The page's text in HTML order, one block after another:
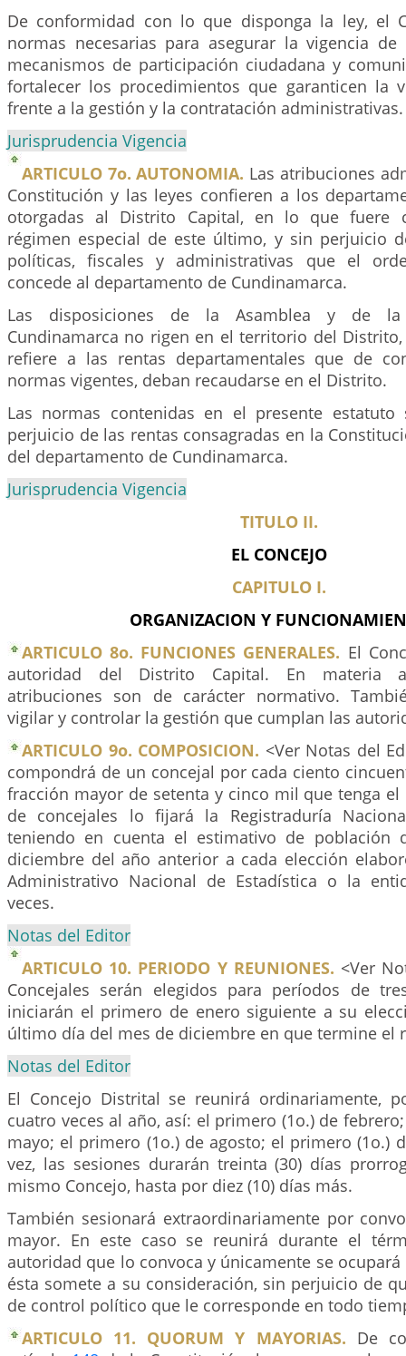
De conformidad con lo que disponga la ley, el
normas necesarias para asegurar la vigencia
mecanismos de participación ciudadana y
fortalecer los procedimientos que garanticen la
frente a la gestión y la contratación administrativas.
Jurisprudencia Vigencia
ARTICULO 7o. AUTONOMIA. Las atribuciones
Constitución y las leyes confieren a los
otorgadas al Distrito Capital, en lo que fuere
régimen especial de este último, y sin perjuicio
políticas, fiscales y administrativas que el
concede al departamento de Cundinamarca.
Las disposiciones de la Asamblea y de la
Cundinamarca no rigen en el territorio del
refiere a las rentas departamentales que de
normas vigentes, deban recaudarse en el Distrito.
Las normas contenidas en el presente estatuto
perjuicio de las rentas consagradas en la
del departamento de Cundinamarca.
Jurisprudencia Vigencia
TITULO II.
EL CONCEJO
CAPITULO I.
ORGANIZACION Y
ARTICULO 8o. FUNCIONES GENERALES. El
autoridad del Distrito Capital. En materia
atribuciones son de carácter normativo.
vigilar y controlar la gestión que cumplan las
ARTICULO 9o. COMPOSICION. <Ver Notas del
compondrá de un concejal por cada ciento
fracción mayor de setenta y cinco mil que tenga
de concejales lo fijará la Registraduría
teniendo en cuenta el estimativo de población
diciembre del año anterior a cada elección
Administrativo Nacional de Estadística o la
veces.
Notas del Editor
ARTICULO 10. PERIODO Y REUNIONES. <Ver
Concejales serán elegidos para períodos de
iniciarán el primero de enero siguiente a su
último día del mes de diciembre en que termine el
Notas del Editor
El Concejo Distrital se reunirá ordinariamente,
cuatro veces al año, así: el primero (1o.) de
mayo; el primero (1o.) de agosto; el primero (1o.)
vez, las sesiones durarán treinta (30) días
mismo Concejo, hasta por diez (10) días más.
También sesionará extraordinariamente por
mayor. En este caso se reunirá durante el
autoridad que lo convoca y únicamente se
ésta somete a su consideración, sin perjuicio de
de control político que le corresponde en todo
ARTICULO 11. QUORUM Y MAYORIAS. De